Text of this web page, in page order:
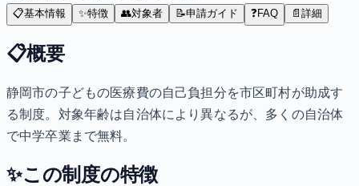
📋基本情報 ✨特徴 👥対象者 📝申請ガイド ❓FAQ 📄 詳細
📋概要
静岡市の子どもの医療費の自己負担分を市区町村が助成す
る制度。対象年齢は自治体により異なるが、多くの自治体
で中学卒業まで無料。
✨この制度の特徴